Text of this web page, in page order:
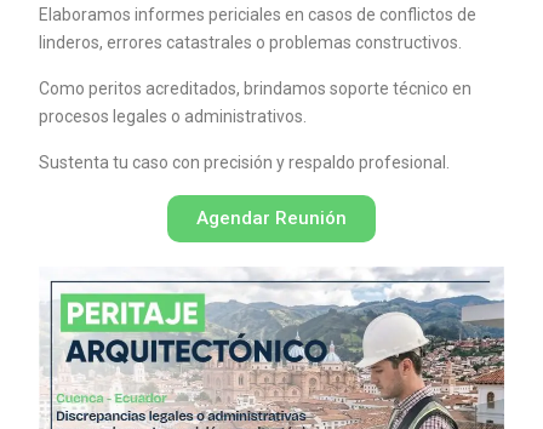
Elaboramos informes periciales en casos de conflictos de
linderos, errores catastrales o problemas constructivos.
Como peritos acreditados, brindamos soporte técnico en
procesos legales o administrativos.
Sustenta tu caso con precisión y respaldo profesional.
Agendar Reunión